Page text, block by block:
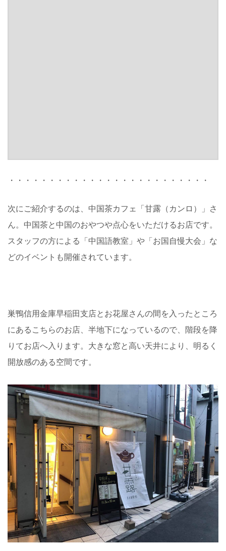
・・・・・・・・・・・・・・・・・・・・・・・・・
次にご紹介するのは、中国茶カフェ「甘露（カンロ）」さ
ん。中国茶と中国のおやつや点心をいただけるお店です。
スタッフの方による「中国語教室」や「お国自慢大会」な
どのイベントも開催されています。
巣鴨信用金庫早稲田支店とお花屋さんの間を入ったところ
にあるこちらのお店、半地下になっているので、階段を降
りてお店へ入ります。大きな窓と高い天井により、明るく
開放感のある空間です。